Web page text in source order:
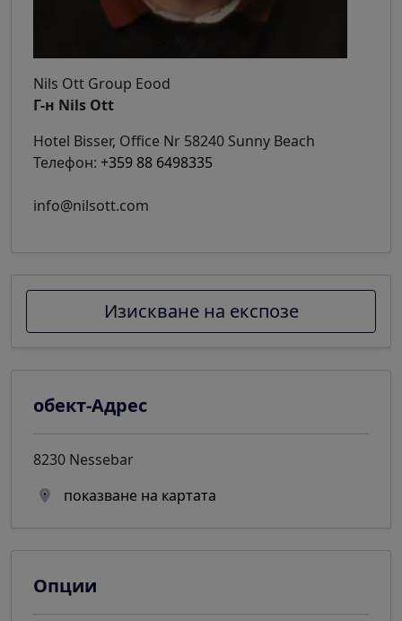
Nils Ott Group Eood
Г-н Nils Ott
Hotel Bisser, Office Nr 58240 Sunny Beach
Телефон: +359 88 6498335
info@nilsott.com
Изискване на експозе
обект-Адрес
8230 Nessebar
показване на картата
Опции